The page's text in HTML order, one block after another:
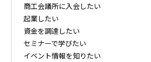
商⼯会議所に⼊会したい
起業したい
資⾦を調達したい
セミナーで学びたい
イベント情報を知りたい